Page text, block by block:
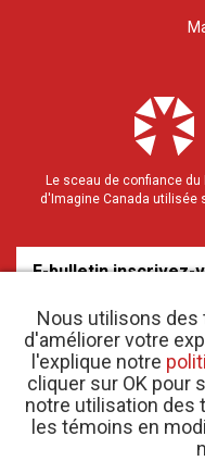
Nous utilisons des
d'améliorer votre
l'explique notre
cliquer sur OK pour
notre utilisation des
les témoins en
Le sceau de confiance
d'Imagine Canada utilisée
E-bulletin inscrivez-
© 2026 Crohn et Colite Canada |